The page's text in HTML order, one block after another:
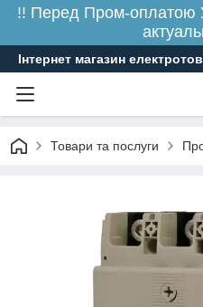
!! Перед Пром-оплатою
Інтернет магазин
Товари та послуги